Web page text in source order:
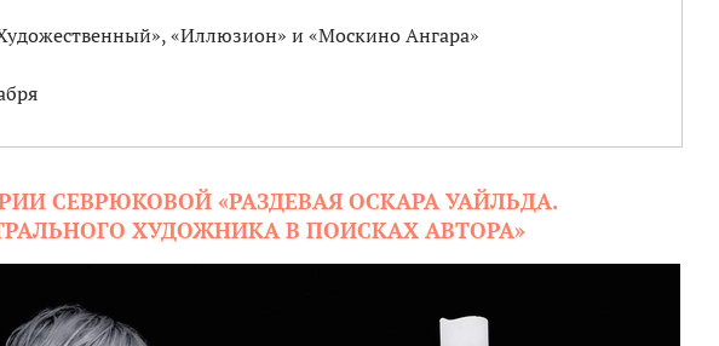
«Иллюзион» и «Москино Ангара»
СЕВРЮКОВОЙ «РАЗДЕВАЯ ОСКАРА УАЙЛЬДА.
ХУДОЖНИКА В ПОИСКАХ АВТОРА»